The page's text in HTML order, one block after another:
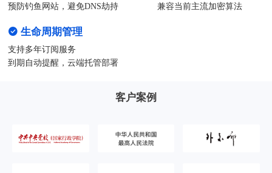
预防钓鱼网站，避免DNS劫持
兼容当前主流加密算法
生命周期管理
支持多年订阅服务
到期自动提醒，云端托管部署
客户案例